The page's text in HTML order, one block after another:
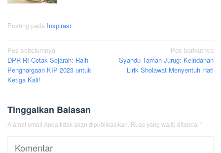
Posting pada Inspirasi
Navigasi
pos
Pos sebelumnya
DPR RI Cetak Sejarah: Raih
Penghargaan KIP 2023 untuk
Ketiga Kali!
Pos berikutnya
Syahdu Taman Jurug: Keindahan
Lirik Sholawat Menyentuh Hati
Tinggalkan Balasan
Alamat email Anda tidak akan dipublikasikan. Ruas yang wajib ditandai *